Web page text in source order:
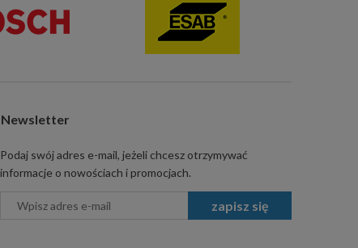
Newsletter
Podaj swój adres e-mail, jeżeli chcesz otrzymywać
informacje o nowościach i promocjach.
zapisz się